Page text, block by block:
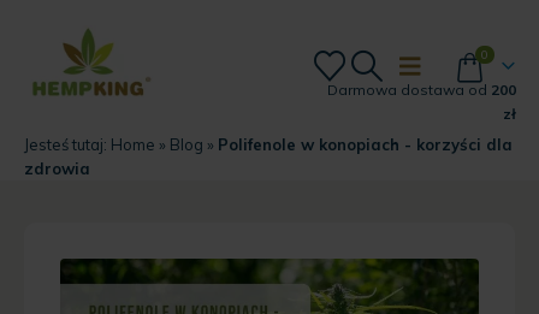
0
Darmowa dostawa od 200
zł
Jesteś tutaj: Home » Blog » Polifenole w konopiach - korzyści dla
zdrowia